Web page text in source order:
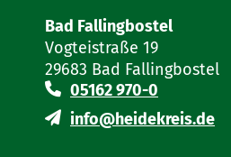
Bad Fallingbostel
Vogteistraße 19
29683 Bad Fallingbostel
05162 970-0
info@heidekreis.de